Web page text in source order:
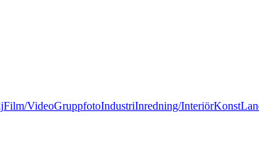
Film/VideoGruppfotoIndustriInredning/InteriörKonst